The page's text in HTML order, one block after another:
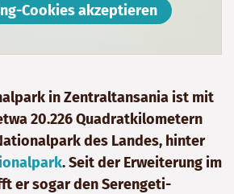
Cookies akzeptieren
in Zentraltansania ist mit
20.226 Quadratkilometern
des Landes, hinter
. Seit der Erweiterung im
er sogar den Serengeti-